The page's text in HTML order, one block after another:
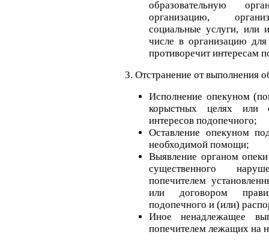
образовательную
организацию,
социальные услуги, или
числе в организацию
противоречит интересам
3. Отстранение от выполнения
Исполнение опекуном
корыстных целях
интересов подопечного;
Оставление опекуном
необходимой помощи;
Выявление органом
существенного
попечителем
или договором
подопечного и (или)
Иное ненадлежащее
попечителем лежащих на